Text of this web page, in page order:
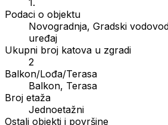
Podaci o objektu
Novogradnja, Gradski
uređaj
Ukupni broj katova u zgradi
2
Balkon/Lođa/Terasa
Balkon, Terasa
Broj etaža
Jednoetažni
Ostali objekti i površine